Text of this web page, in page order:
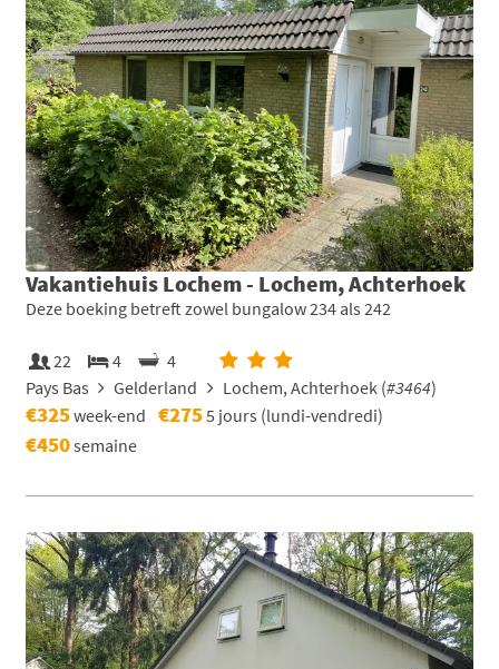
Vakantiehuis Lochem - Lochem, Achterhoek
Deze boeking betreft zowel bungalow 234 als 242
22 4
4
Pays Bas
Gelderland Lochem, Achterhoek (#3464)
€325week-end €2755 jours (lundi-vendredi)
€450semaine